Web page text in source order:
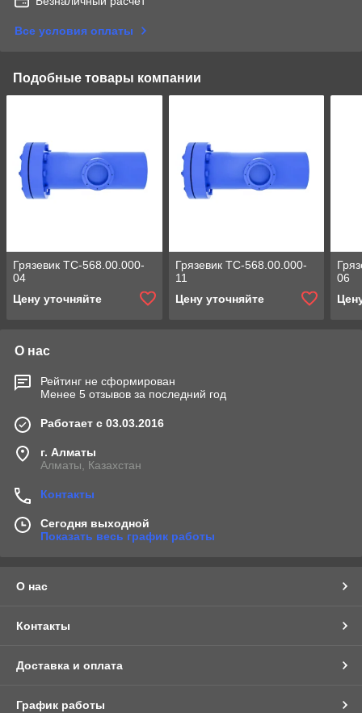
Все условия оплаты
Подобные товары компании
Грязевик ТС-568.00.000-
04
Цену уточняйте
Грязевик ТС-568.00.000-
11
Цену уточняйте
06
О нас
Рейтинг не сформирован
Менее 5 отзывов за последний год
Работает с 03.03.2016
г. Алматы
Алматы, Казахстан
Контакты
Сегодня выходной
Показать весь график работы
О нас
Контакты
Доставка и оплата
График работы